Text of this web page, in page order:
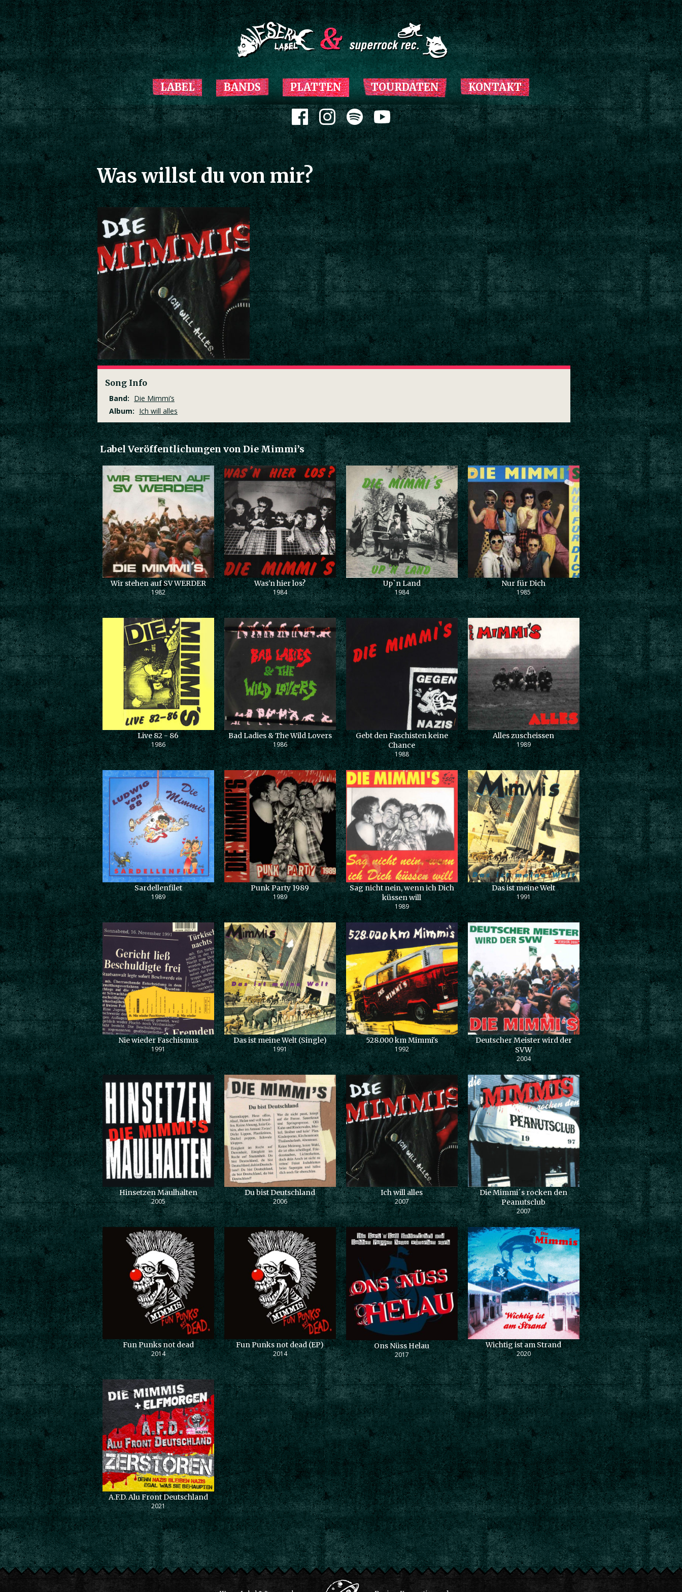
Zum Inhalt springen
LABEL BANDS PLATTEN TOURDATEN KONTAKT
Zum Inhalt springen
Was willst du von mir?
Song Info
Band: Die Mimmi’s
Album: Ich will alles
Label Veröffentlichungen von Die Mimmi’s
Wir stehen auf SV WERDER
1982
Was'n hier los?
1984
Up`n Land
1984
Nur für Dich
1985
Live 82 - 86
1986
Bad Ladies & The Wild Lovers
1986
Gebt den Faschisten keine
Chance
1988
Alles zuscheissen
1989
Sardellenfilet
1989
Punk Party 1989
1989
Sag nicht nein, wenn ich Dich
küssen will
1989
Das ist meine Welt
1991
Nie wieder Faschismus
1991
Das ist meine Welt (Single)
1991
528.000 km Mimmi's
1992
Deutscher Meister wird der
SVW
2004
Hinsetzen Maulhalten
2005
Du bist Deutschland
2006
Ich will alles
2007
Die Mimmi´s rocken den
Peanutsclub
2007
Fun Punks not dead
2014
Fun Punks not dead (EP)
2014
Ons Nüss Helau
2017
Wichtig ist am Strand
2020
A.F.D. Alu Front Deutschland
2021